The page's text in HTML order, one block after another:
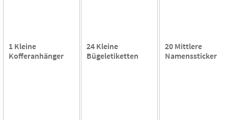
1 Kleine
Kofferanhänger
24 Kleine
Bügeletiketten
20 Mittlere
Namenssticker